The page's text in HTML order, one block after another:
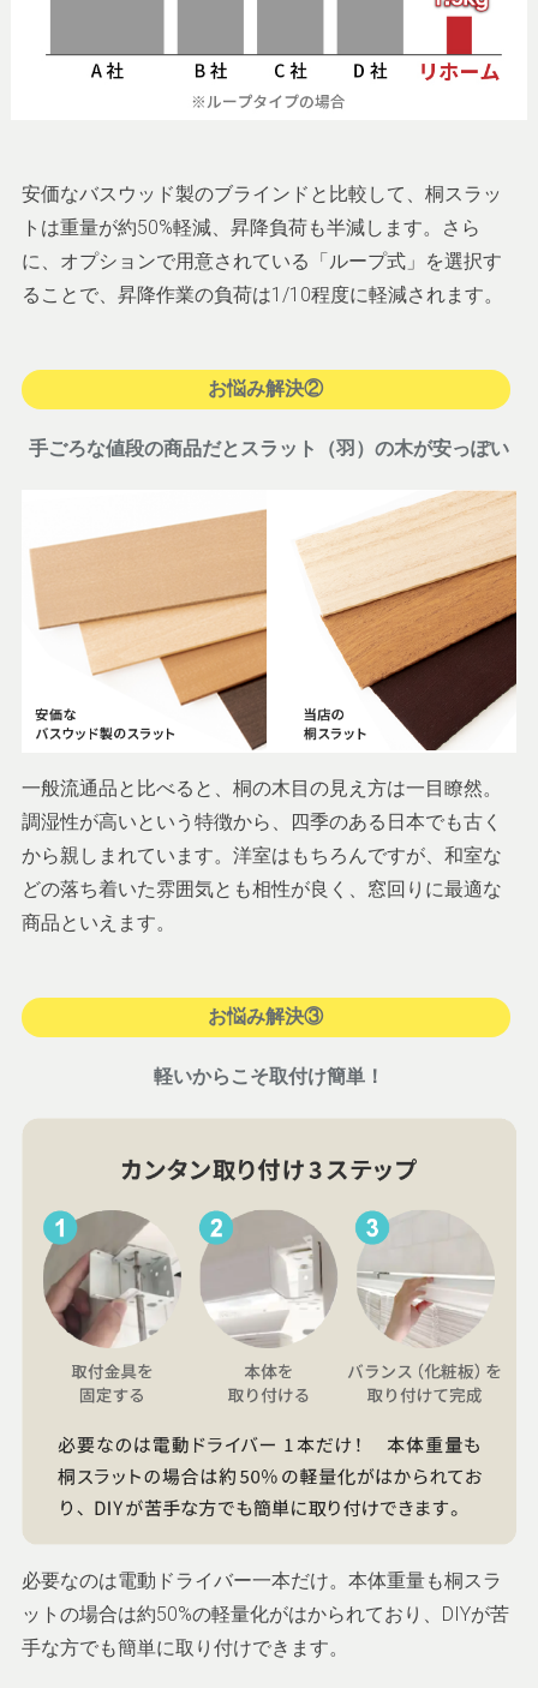
安価なバスウッド製のブラインドと比較して、桐スラッ
トは重量が約50%軽減、昇降負荷も半減します。さら
に、オプションで用意されている「ループ式」を選択す
ることで、昇降作業の負荷は1/10程度に軽減されます。
お悩み解決②
手ごろな値段の商品だとスラット（羽）の木が安っぽい
一般流通品と比べると、桐の木目の見え方は一目瞭然。
調湿性が高いという特徴から、四季のある日本でも古く
から親しまれています。洋室はもちろんですが、和室な
どの落ち着いた雰囲気とも相性が良く、窓回りに最適な
商品といえます。
お悩み解決③
軽いからこそ取付け簡単！
必要なのは電動ドライバー一本だけ。本体重量も桐スラ
ットの場合は約50%の軽量化がはかられており、DIYが苦
手な方でも簡単に取り付けできます。